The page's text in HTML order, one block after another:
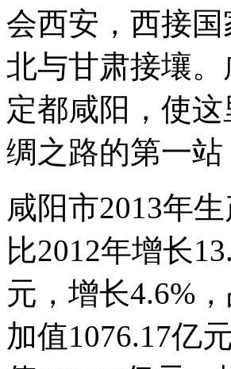
会西安，西接
北与甘肃接壤
定都咸阳，使
绸之路的第一
咸阳市2013年
比2012年增长
元，增长4.6%
加值1076.17亿